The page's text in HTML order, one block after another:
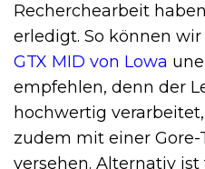
Recherchearbeit
erledigt. So können
GTX MID von Lowa
empfehlen, denn der
hochwertig
zudem mit einer Gore-
versehen. Alternativ